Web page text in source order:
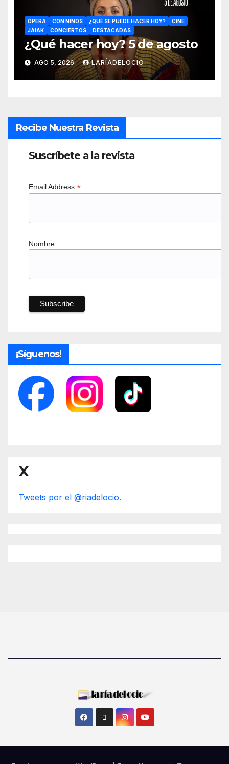
ÓPERA CON NIÑOS ¿QUÉ SE PUEDE HACER HOY?
CINE
JAIAK
CONCIERTOS DESTACADAS
¿Qué hacer hoy? 5 de agosto
AGO 5, 2026 LARÍADELOCIO
Recibe Nuestra Revista
Suscríbete a la revista
Email Address *
Nombre
¡Síguenos!
X
Tweets por el @riadelocio.